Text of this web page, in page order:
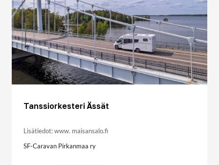
Tanssiorkesteri Ässät
Lisätiedot: www. maisansalo.fi
SF-Caravan Pirkanmaa ry